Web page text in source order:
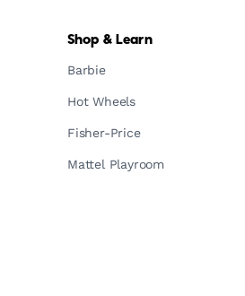
Shop & Learn
Barbie
Hot Wheels
Fisher-Price
Mattel Playroom